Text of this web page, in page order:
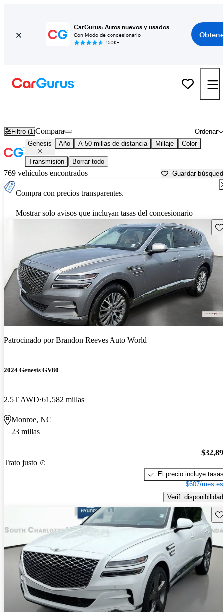
CarGurus: Autos nuevos y usados
Con Modo de concesionario
150K+
Filtro (1) Ordenar
Compara
Genesis Año A 50 millas de distancia Millaje Color
Transmisión Borrar todo
769 vehículos encontrados Guardar
Compra con precios transparentes.
Mostrar solo avisos que incluyan tasas del concesionario
Patrocinado porBrandon Reeves Auto World
2024 Genesis GV80
2.5T AWD 61,582 millas
Monroe, NC
23 millas
Trato justo
El precio incluye tasas
$607/mes
Verif. disponibilidad